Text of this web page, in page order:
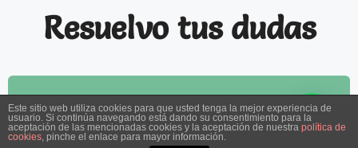
Resuelvo tus dudas
Escríbeme por
whatsapp
Este sitio web utiliza cookies para que usted tenga la mejor experiencia de
usuario. Si continúa navegando está dando su consentimiento para la
aceptación de las mencionadas cookies y la aceptación de nuestra política de
cookies, pinche el enlace para mayor información.